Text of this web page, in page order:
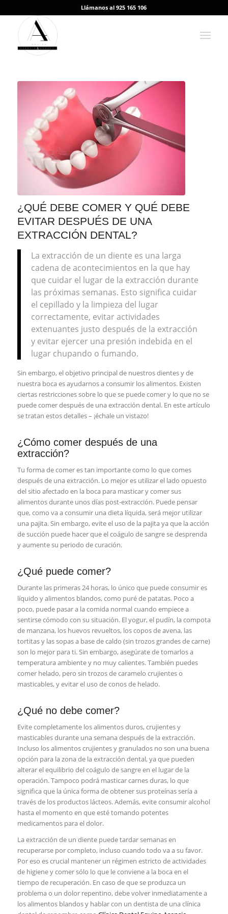
Llámanos al 925 165 106
¿QUÉ DEBE COMER Y QUÉ DEBE
EVITAR DESPUÉS DE UNA
EXTRACCIÓN DENTAL?
La extracción de un diente es una larga
cadena de acontecimientos en la que hay
que cuidar el lugar de la extracción durante
las próximas semanas. Esto significa cuidar
el cepillado y la limpieza del lugar
correctamente, evitar actividades
extenuantes justo después de la extracción
y evitar ejercer una presión indebida en el
lugar chupando o fumando.
Sin embargo, el objetivo principal de nuestros dientes y de
nuestra boca es ayudarnos a consumir los alimentos. Existen
ciertas restricciones sobre lo que se puede comer y lo que no se
puede comer después de una extracción dental. En este artículo
se tratan estos detalles – ¡échale un vistazo!
¿Cómo comer después de una
extracción?
Tu forma de comer es tan importante como lo que comes
después de una extracción. Lo mejor es utilizar el lado opuesto
del sitio afectado en la boca para masticar y comer sus
alimentos durante unos días post-extracción. Puede pensar
que, como va a consumir una dieta líquida, será mejor utilizar
una pajita. Sin embargo, evite el uso de la pajita ya que la acción
de succión puede hacer que el coágulo de sangre se desprenda
y aumente su periodo de curación.
¿Qué puede comer?
Durante las primeras 24 horas, lo único que puede consumir es
líquido y alimentos blandos, como puré de patatas. Poco a
poco, puede pasar a la comida normal cuando empiece a
sentirse cómodo con su situación. El yogur, el pudín, la compota
de manzana, los huevos revueltos, los copos de avena, las
tortitas y las sopas a base de caldo (sin trozos grandes de carne)
son lo mejor para ti. Sin embargo, asegúrate de tomarlos a
temperatura ambiente y no muy calientes. También puedes
comer helado, pero sin trozos de caramelo crujientes o
masticables, y evitar el uso de conos de helado.
¿Qué no debe comer?
Evite completamente los alimentos duros, crujientes y
masticables durante una semana después de la extracción.
Incluso los alimentos crujientes y granulados no son una buena
opción para la zona de la extracción dental, ya que pueden
alterar el equilibrio del coágulo de sangre en el lugar de la
operación. Tampoco podrá masticar carnes duras, lo que
significa que la única forma de obtener sus proteínas sería a
través de los productos lácteos. Además, evite consumir alcohol
hasta el momento en que esté tomando potentes
medicamentos para el dolor.
La extracción de un diente puede tardar semanas en
recuperarse por completo, incluso cuando todo va a su favor.
Por eso es crucial mantener un régimen estricto de actividades
de higiene y comer sólo lo que le conviene a la boca en el
tiempo de recuperación. En caso de que se produzca un
problema o un dolor repentino, debe volver inmediatamente a
los alimentos blandos y hablar con un dentista de una clínica